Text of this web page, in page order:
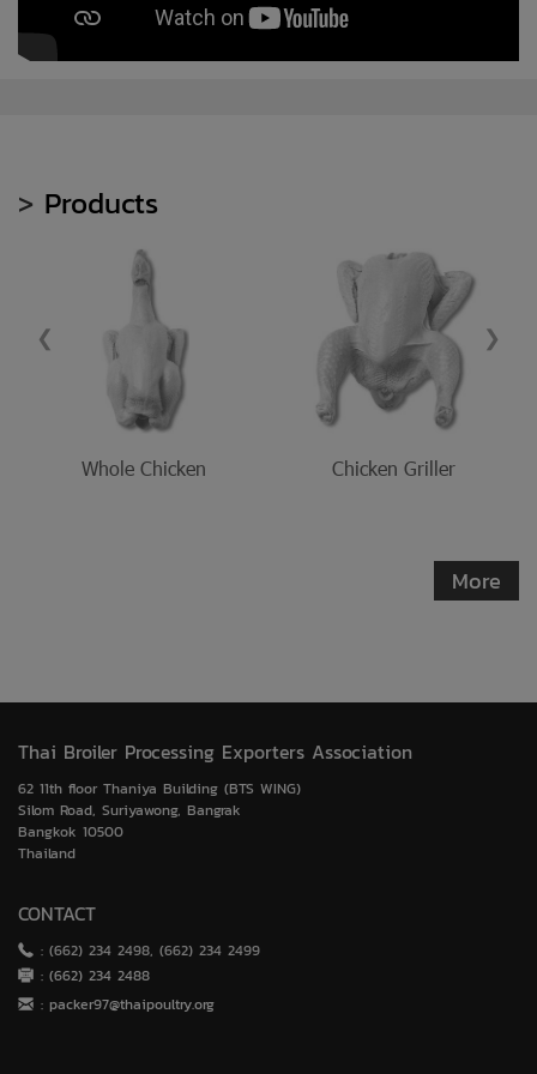
> Products
Whole Chicken Chicken Griller
❮ ❯
More
Thai Broiler Processing Exporters Association
62 11th floor Thaniya Building (BTS WING)
Silom Road, Suriyawong, Bangrak
Bangkok 10500
Thailand
CONTACT
: (662) 234 2498, (662) 234 2499
: (662) 234 2488
: packer97@thaipoultry.org